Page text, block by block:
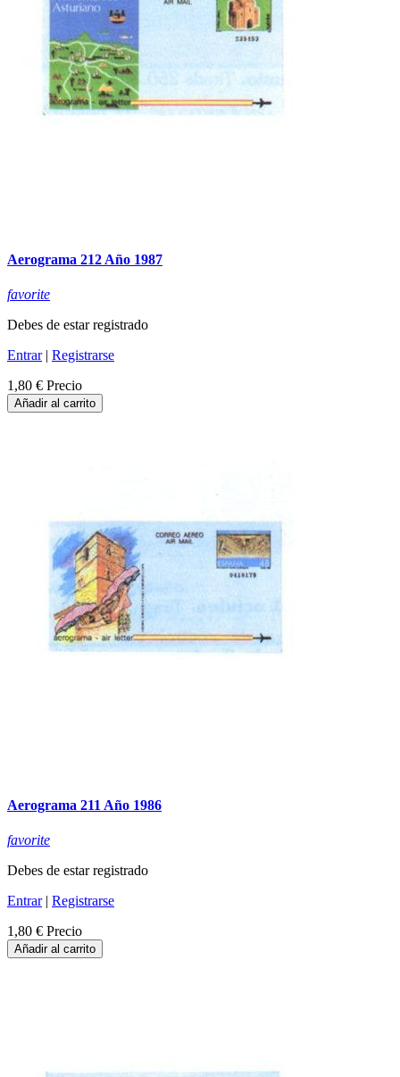
Aerograma 212 Año 1987
favorite
Debes de estar registrado
Entrar| Registrarse
1,80 € Precio
Añadir al carrito
Aerograma 211 Año 1986
favorite
Debes de estar registrado
Entrar| Registrarse
1,80 € Precio
Añadir al carrito